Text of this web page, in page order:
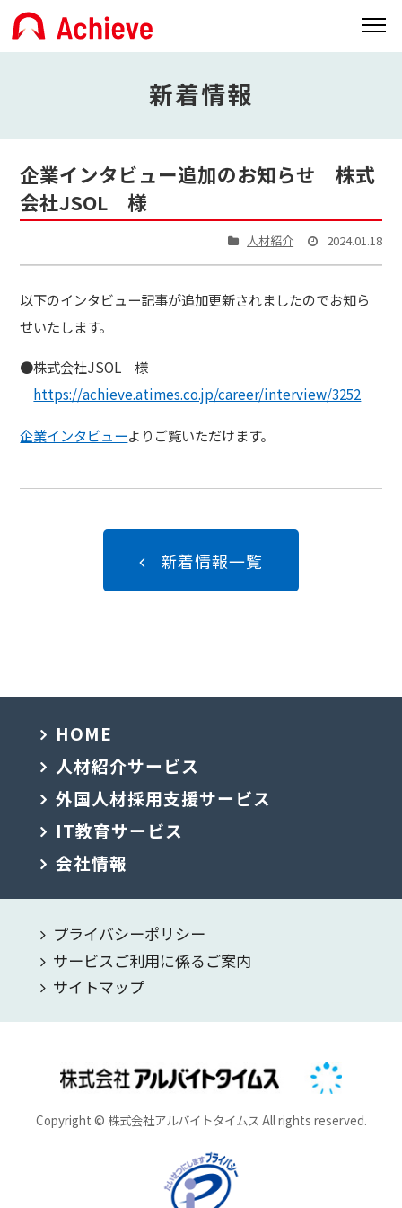
新着情報
企業インタビュー追加のお知らせ 株式
会社JSOL 様
人材紹介 2024.01.18
以下のインタビュー記事が追加更新されましたのでお知ら
せいたします。
●株式会社JSOL 様
https://achieve.atimes.co.jp/career/interview/3252
企業インタビューよりご覧いただけます。
新着情報一覧
HOME
人材紹介サービス
外国人材採用支援サービス
IT教育サービス
会社情報
プライバシーポリシー
サービスご利用に係るご案内
サイトマップ
Copyright © 株式会社アルバイトタイムス All rights reserved.